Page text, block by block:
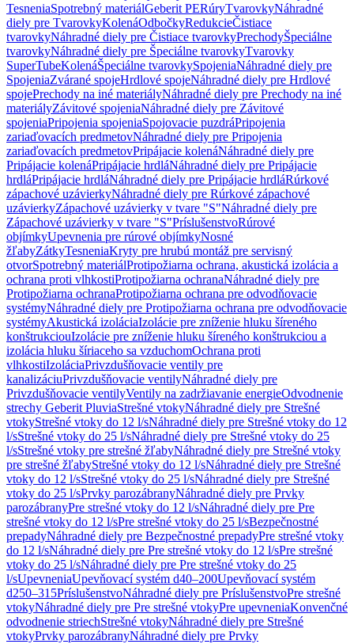
TesneniaSpotrebný materiálGeberit PERúryTvarovkyNáhradné
diely pre TvarovkyKolenáOdbočkyRedukcieČistiace
tvarovkyNáhradné diely pre Čistiace tvarovkyPrechodyŠpeciálne
tvarovkyNáhradné diely pre Špeciálne tvarovkyTvarovky
SuperTubeKolenáŠpeciálne tvarovkySpojeniaNáhradné diely pre
SpojeniaZvárané spojeHrdlové spojeNáhradné diely pre Hrdlové
spojePrechody na iné materiályNáhradné diely pre Prechody na iné
materiályZávitové spojeniaNáhradné diely pre Závitové
spojeniaPripojenia spojeniaSpojovacie puzdráPripojenia
zariaďovacích predmetovNáhradné diely pre Pripojenia
zariaďovacích predmetovPripájacie kolenáNáhradné diely pre
Pripájacie kolenáPripájacie hrdláNáhradné diely pre Pripájacie
hrdláPripájacie hrdláNáhradné diely pre Pripájacie hrdláRúrkové
zápachové uzávierkyNáhradné diely pre Rúrkové zápachové
uzávierkyZápachové uzávierky v tvare "S"Náhradné diely pre
Zápachové uzávierky v tvare "S"PríslušenstvoRúrové
objímkyUpevnenia pre rúrové objímkyNosné
žľabyZátkyTesneniaKryty pre hrubú montáž pre servisný
otvorSpotrebný materiálProtipožiarna ochrana, akustická izolácia a
ochrana proti vlhkostiProtipožiarna ochranaNáhradné diely pre
Protipožiarna ochranaProtipožiarna ochrana pre odvodňovacie
systémyNáhradné diely pre Protipožiarna ochrana pre odvodňovacie
systémyAkustická izoláciaIzolácie pre zníženie hluku šíreného
konštrukciouIzolácie pre zníženie hluku šíreného konštrukciou a
izolácia hluku šíriaceho sa vzduchomOchrana proti
vlhkostiIzoláciaPrivzdušňovacie ventily pre
kanalizáciuPrivzdušňovacie ventilyNáhradné diely pre
Privzdušňovacie ventilyVentily na zadržiavanie energieOdvodnenie
strechy Geberit PluviaStrešné vtokyNáhradné diely pre Strešné
vtokyStrešné vtoky do 12 l/sNáhradné diely pre Strešné vtoky do 12
l/sStrešné vtoky do 25 l/sNáhradné diely pre Strešné vtoky do 25
l/sStrešné vtoky pre strešné žľabyNáhradné diely pre Strešné vtoky
pre strešné žľabyStrešné vtoky do 12 l/sNáhradné diely pre Strešné
vtoky do 12 l/sStrešné vtoky do 25 l/sNáhradné diely pre Strešné
vtoky do 25 l/sPrvky parozábranyNáhradné diely pre Prvky
parozábranyPre strešné vtoky do 12 l/sNáhradné diely pre Pre
strešné vtoky do 12 l/sPre strešné vtoky do 25 l/sBezpečnostné
prepadyNáhradné diely pre Bezpečnostné prepadyPre strešné vtoky
do 12 l/sNáhradné diely pre Pre strešné vtoky do 12 l/sPre strešné
vtoky do 25 l/sNáhradné diely pre Pre strešné vtoky do 25
l/sUpevneniaUpevňovací systém d40–200Upevňovací systém
d250–315PríslušenstvoNáhradné diely pre PríslušenstvoPre strešné
vtokyNáhradné diely pre Pre strešné vtokyPre upevneniaKonvenčné
odvodnenie striechStrešné vtokyNáhradné diely pre Strešné
vtokyPrvky parozábranyNáhradné diely pre Prvky